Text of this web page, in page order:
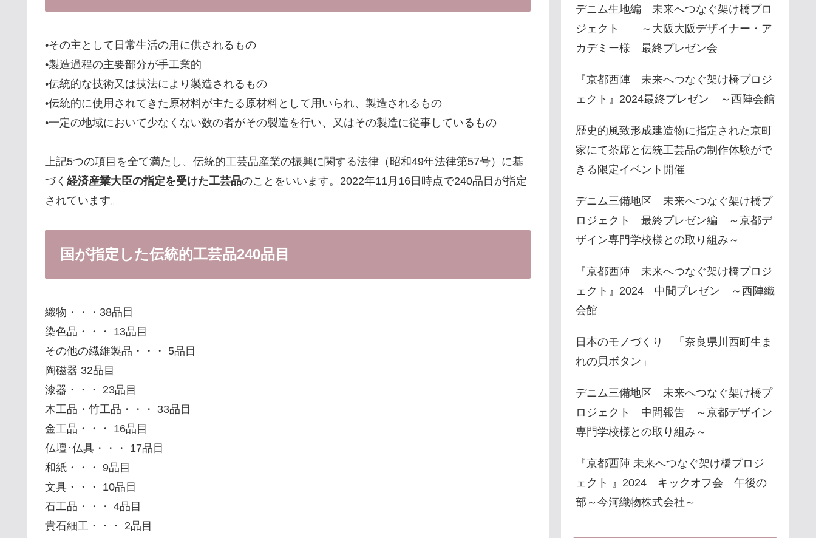
•その主として日常生活の用に供されるもの
•製造過程の主要部分が手工業的
•伝統的な技術又は技法により製造されるもの
•伝統的に使用されてきた原材料が主たる原材料として用いられ、製造されるもの
•一定の地域において少なくない数の者がその製造を行い、又はその製造に従事しているもの
上記5つの項目を全て満たし、伝統的工芸品産業の振興に関する法律（昭和49年法律第57号）に基
づく 経済産業大臣の指定を受けた工芸品のことをいいます。2022年11月16日時点で240品目が指定
されています。
国が指定した伝統的工芸品240品目
織物・・・38品目
染色品・・・ 13品目
その他の繊維製品・・・ 5品目
陶磁器 32品目
漆器・・・ 23品目
木工品・竹工品・・・ 33品目
金工品・・・ 16品目
仏壇･仏具・・・ 17品目
和紙・・・ 9品目
文具・・・ 10品目
石工品・・・ 4品目
貴石細工・・・ 2品目
デニム生地編 未来へつなぐ架け橋プロ
ジェクト ～大阪大阪デザイナー・ア
カデミー様 最終プレゼン会
『京都西陣 未来へつなぐ架け橋プロジ
ェクト』2024最終プレゼン ～西陣会館
歴史的風致形成建造物に指定された京町
家にて茶席と伝統工芸品の制作体験がで
きる限定イベント開催
デニム三備地区 未来へつなぐ架け橋プ
ロジェクト 最終プレゼン編 ～京都デ
ザイン専門学校様との取り組み～
『京都西陣 未来へつなぐ架け橋プロジ
ェクト』2024 中間プレゼン ～西陣織
会館
日本のモノづくり 「奈良県川西町生ま
れの貝ボタン」
デニム三備地区 未来へつなぐ架け橋プ
ロジェクト 中間報告 ～京都デザイン
専門学校様との取り組み～
『京都西陣 未来へつなぐ架け橋プロジ
ェクト 』2024 キックオフ会 午後の
部～今河織物株式会社～